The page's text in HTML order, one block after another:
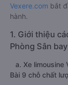
Vexere.com bắt
hành.
1. Giới thiệu
Phòng Sân
a. Xe limousine
Bài 9 chỗ chất